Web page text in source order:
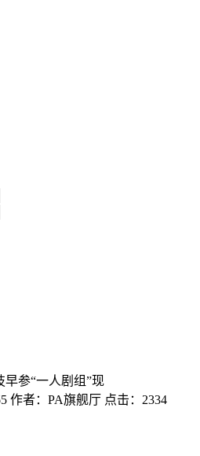
参“一人剧组”现
作者： PA旗舰厅 点击： 2334